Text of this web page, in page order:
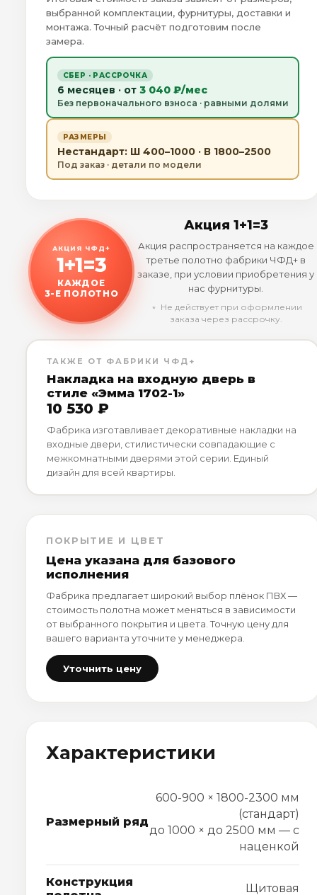
выбранной комплектации, фурнитуры, доставки и
монтажа. Точный расчёт подготовим после
замера.
СБЕР · РАССРОЧКА
6 месяцев · от 3 040 ₽/мес
Без первоначального взноса · равными долями
РАЗМЕРЫ
Нестандарт: Ш 400–1000 · В 1800–2500
Под заказ · детали по модели
АКЦИЯ ЧФД+
1+1=3
КАЖДОЕ
3-Е ПОЛОТНО
Акция 1+1=3
Акция распространяется на каждое
третье полотно фабрики ЧФД+ в
заказе, при условии приобретения у
нас фурнитуры.
﹡ Не действует при оформлении
заказа через рассрочку.
ТАКЖЕ ОТ ФАБРИКИ ЧФД+
Накладка на входную дверь в
стиле «Эмма 1702-1»
10 530 ₽
Фабрика изготавливает декоративные накладки на
входные двери, стилистически совпадающие с
межкомнатными дверями этой серии. Единый
дизайн для всей квартиры.
ПОКРЫТИЕ И ЦВЕТ
Цена указана для базового
исполнения
Фабрика предлагает широкий выбор плёнок ПВХ —
стоимость полотна может меняться в зависимости
от выбранного покрытия и цвета. Точную цену для
вашего варианта уточните у менеджера.
Уточнить цену
Характеристики
Размерный ряд
600-900 × 1800-2300 мм
(стандарт)
до 1000 × до 2500 мм — с
наценкой
Конструкция
Щитовая